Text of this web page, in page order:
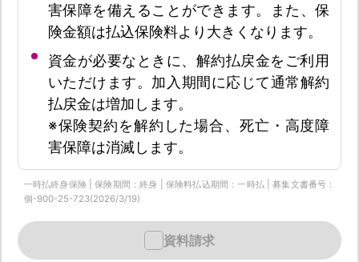
害保障を備えることができます。また、保
険金額は払込保険料より大きくなります。
資金が必要なときに、解約払戻金をご利用
いただけます。加入期間に応じて通常解約
払戻金は増加します。
※保険契約を解約した場合、死亡・高度障
害保障は消滅します。
一時払終身保険 | 保険期間：終身 | 保険料払込期間：一時払 | 募集文書番号：
個-900-25-723(2026/3/19)
資料請求